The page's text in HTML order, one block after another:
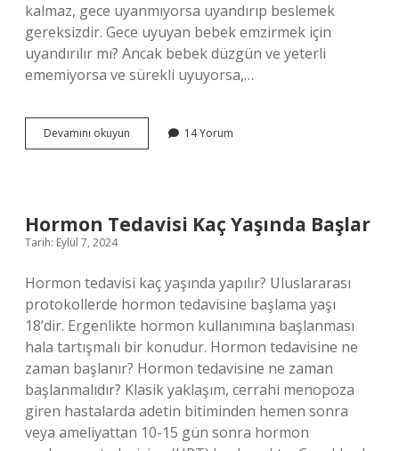
kalmaz, gece uyanmıyorsa uyandırıp beslemek
gereksizdir. Gece uyuyan bebek emzirmek için
uyandırılır mı? Ancak bebek düzgün ve yeterli
ememiyorsa ve sürekli uyuyorsa,…
Devamını okuyun Bebekler
Ne
14 Yorum
Hormon Tedavisi Kaç Yaşında Başlar
Tarih: Eylül 7, 2024
Hormon tedavisi kaç yaşında yapılır? Uluslararası
protokollerde hormon tedavisine başlama yaşı
18’dir. Ergenlikte hormon kullanımına başlanması
hala tartışmalı bir konudur. Hormon tedavisine ne
zaman başlanır? Hormon tedavisine ne zaman
başlanmalıdır? Klasik yaklaşım, cerrahi menopoza
giren hastalarda adetin bitiminden hemen sonra
veya ameliyattan 10-15 gün sonra hormon